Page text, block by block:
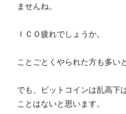
ませんね。
ＩＣＯ疲れでしょうか。
ことごとくやられた方も多い
でも、ビットコインは乱高下
ことはないと思います。